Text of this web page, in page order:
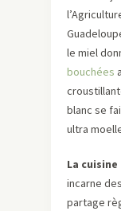
le miel
bouchées
blanc se
ultra
La
incarne des
partage